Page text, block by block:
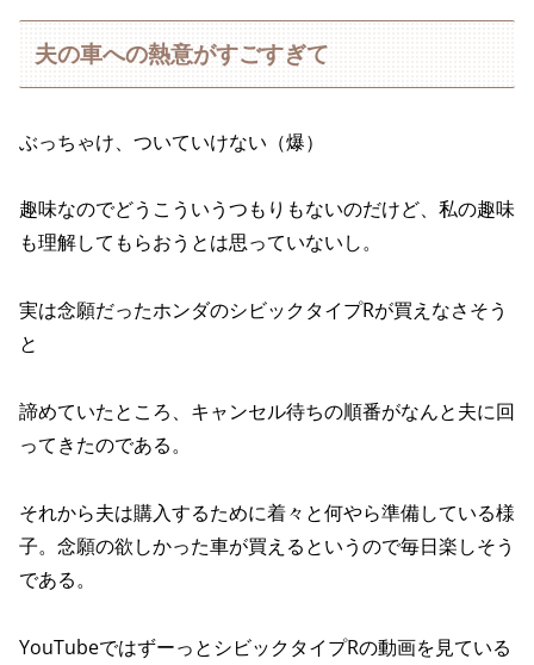
夫の車への熱意がすごすぎて
ぶっちゃけ、ついていけない（爆）
趣味なのでどうこういうつもりもないのだけど、私の趣味
も理解してもらおうとは思っていないし。
実は念願だったホンダのシビックタイプRが買えなさそう
と
諦めていたところ、キャンセル待ちの順番がなんと夫に回
ってきたのである。
それから夫は購入するために着々と何やら準備している様
子。念願の欲しかった車が買えるというので毎日楽しそう
である。
YouTubeではずーっとシビックタイプRの動画を見ている